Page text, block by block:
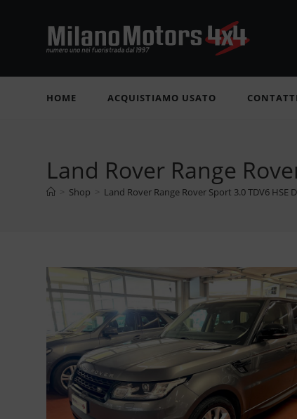
HOME ACQUISTIAMO USATO CONTATTI
Land Rover Range
> Shop > Land Rover Range Rover Sport 3.0 TDV6 HSE